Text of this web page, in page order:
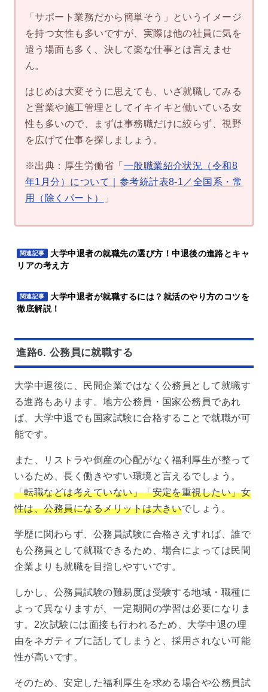
「サポート業務だから簡単そう」というイメージ
を持つ女性も多いですが、実際は他の社員に気を
遣う場面も多く、決して楽な仕事とは言えませ
ん。
はじめは大変そうに思えても、いざ就職してみる
と営業や施工管理としてイキイキと働いている女
性も多いので、まずは事務職だけに絞らず、視野
を広げて仕事を探しましょう。
※出典：厚生労働省「 一般職業紹介状況（令和8
年1月分）について｜参考統計表8-1／全国系・常
用（除くパート）
」
関連記事
大学中退者の就職先の選び方！中退後の進路とキャ
リアの考え方
関連記事
大学中退者が就職するには？就活のやり方のコツを
徹底解説！
進路6. 公務員に就職する
大学中退後に、民間企業ではなく公務員として就職す
る進路もあります。地方公務員・国家公務員であれ
ば、大学中退でも国家試験に合格することで就職が可
能です。
また、リストラや倒産の心配がなく福利厚生が整って
いるため、長く働きやすい環境と言えるでしょう。
「転職などは考えていない」「安定を重視したい」女
性は、公務員になるメリットは大きいでしょう。
学歴に関わらず、公務員試験に合格さえすれば、誰で
も公務員として就職できるため、場合によっては民間
企業よりも就職を目指しやすいです。
しかし、公務員試験の難易度は受験する地域・職種に
よって異なりますが、一定期間の学習は必要になりま
す。2次試験には面接も行われるため、大学中退の理
由をネガティブに話してしまうと、採用されない可能
性が高いです。
そのため、安定した福利厚生を求める場合や公務員試